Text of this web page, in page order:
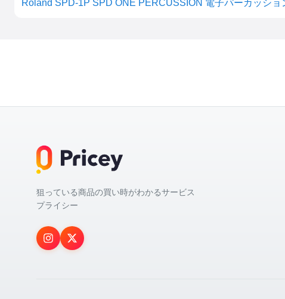
Roland SPD-1P SPD ONE PERCUSSION 電子パーカッショ
狙っている商品の買い時がわかるサービス
プライシー